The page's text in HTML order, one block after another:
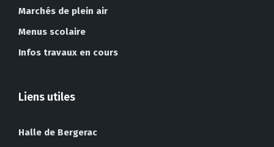
Marchés de plein air
Menus scolaire
Infos travaux en cours
Liens utiles
Halle de Bergerac